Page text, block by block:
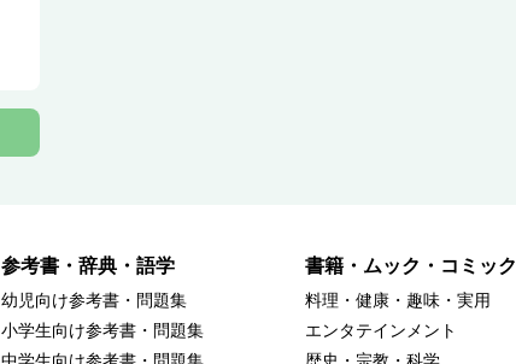
参考書・辞典・語学
幼児向け参考書・問題集
小学生向け参考書・問題集
書籍・ムック・コミック
料理・健康・趣味・実用
エンタテインメント